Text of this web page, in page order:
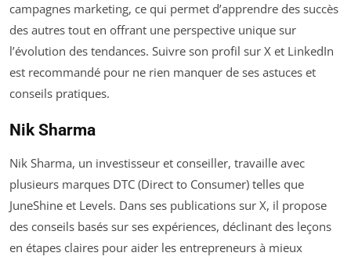
campagnes marketing, ce qui permet d’apprendre des succès
des autres tout en offrant une perspective unique sur
l’évolution des tendances. Suivre son profil sur X et LinkedIn
est recommandé pour ne rien manquer de ses astuces et
conseils pratiques.
Nik Sharma
Nik Sharma, un investisseur et conseiller, travaille avec
plusieurs marques DTC (Direct to Consumer) telles que
JuneShine et Levels. Dans ses publications sur X, il propose
des conseils basés sur ses expériences, déclinant des leçons
en étapes claires pour aider les entrepreneurs à mieux